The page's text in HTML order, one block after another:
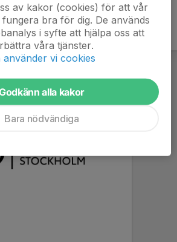
av kakor (cookies) för att vår
bra för dig. De används
i syfte att hjälpa oss att
våra tjänster.
använder vi cookies
alla kakor
Bara nödvändiga